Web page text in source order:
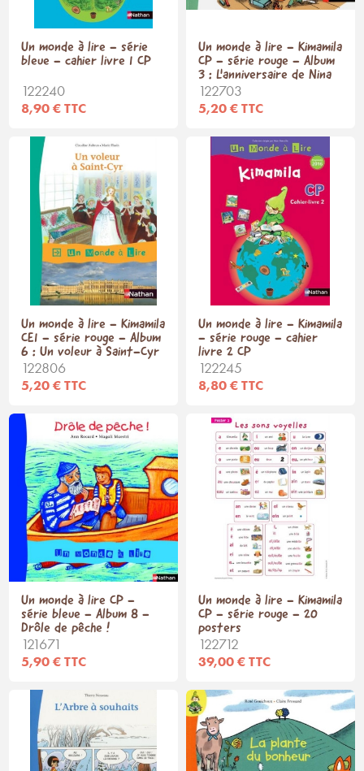
Un monde à lire - série
bleue - cahier livre 1 CP
122240
8,90 € TTC
Un monde à lire - Kimamila
CP - série rouge - Album
3 : L'anniversaire de Nina
122703
5,20 € TTC
Un monde à lire - Kimamila
CE1 - série rouge - Album
6 : Un voleur à Saint-Cyr
122806
5,20 € TTC
Un monde à lire - Kimamila
- série rouge - cahier
livre 2 CP
122245
8,80 € TTC
Un monde à lire CP -
série bleue - Album 8 -
Drôle de pêche !
121671
5,90 € TTC
Un monde à lire - Kimamila
CP - série rouge - 20
posters
122712
39,00 € TTC